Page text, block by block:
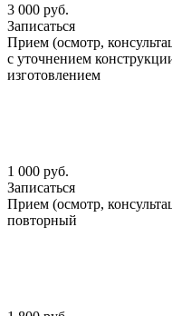
3 000 руб.
Записаться
Прием (осмотр,
с уточнением
изготовлением
1 000 руб.
Записаться
Прием (осмотр,
повторный